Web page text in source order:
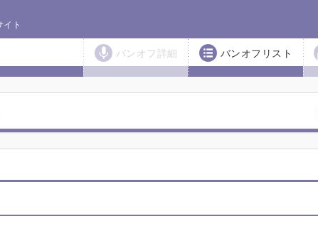
ト
バンオフ詳細 バンオフリスト